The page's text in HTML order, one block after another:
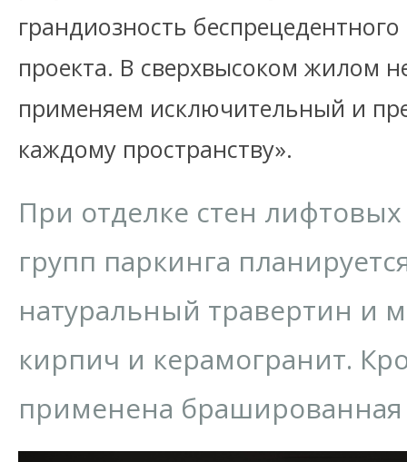
грандиозность
проекта. В сверхвысоком жилом
применяем исключительный и
каждому пространству».
При отделке стен
групп паркинга
натуральный травертин и
кирпич и керамогранит.
применена брашированная